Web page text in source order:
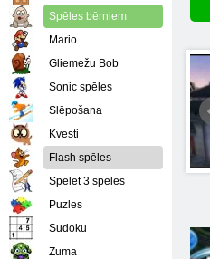
Spēles bērniem
Mario
Gliemežu Bob
Sonic spēles
Slēpošana
Kvesti
Flash spēles
Spēlēt 3 spēles
Puzles
Sudoku
Zuma